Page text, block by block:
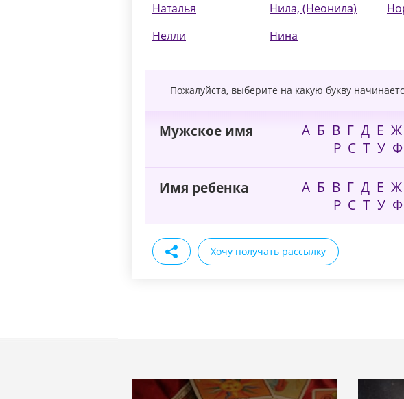
Наталья
Нелли
Нила, (Неонила)
Нина
Пожалуйста, выберите на какую букву
Мужское имя А Б В Г Д Е Ж
Р С Т У Ф
Имя ребенка А Б В Г Д Е Ж
Р С Т У Ф
Хочу получать рассылку